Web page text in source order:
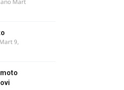
Mart
Mart 9,